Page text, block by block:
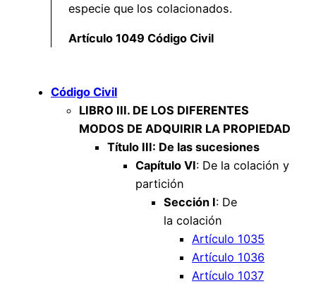
especie que los colacionados.
Artículo 1049 Código Civil
Código Civil
LIBRO III. DE LOS DIFERENTES
MODOS DE ADQUIRIR LA PROPIEDAD
Título III: De las sucesiones
Capítulo VI: De la colación y
partición
Sección I: De
la colación
Artículo 1035
Artículo 1036
Artículo 1037